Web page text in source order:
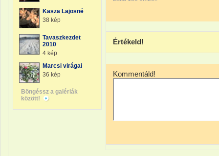
Kasza Lajosné
38 kép
Tavaszkezdet
2010
4 kép
Marcsi virágai
36 kép
Böngéssz a galériák
között!
Értékeld!
Kommentáld!